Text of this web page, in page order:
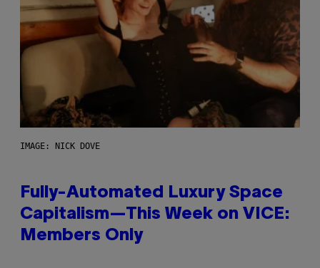
IMAGE: NICK DOVE
Fully-Automated Luxury Space
Capitalism—This Week on VICE:
Members Only